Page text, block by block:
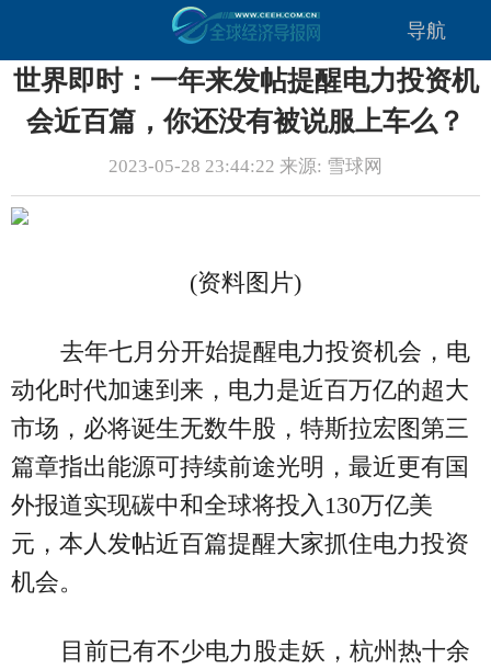
导航
世界即时：一年来发帖提醒电力投资机
会近百篇，你还没有被说服上车么？
2023-05-28 23:44:22 来源: 雪球网
(资料图片)
去年七月分开始提醒电力投资机会，电
动化时代加速到来，电力是近百万亿的超大
市场，必将诞生无数牛股，特斯拉宏图第三
篇章指出能源可持续前途光明，最近更有国
外报道实现碳中和全球将投入130万亿美
元，本人发帖近百篇提醒大家抓住电力投资
机会。
目前已有不少电力股走妖，杭州热十余